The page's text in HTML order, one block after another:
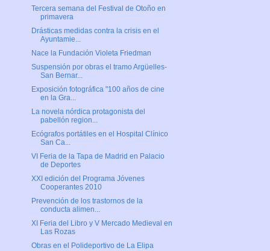
Tercera semana del Festival de Otoño en
primavera
Drásticas medidas contra la crisis en el
Ayuntamie...
Nace la Fundación Violeta Friedman
Suspensión por obras el tramo Argüelles-
San Bernar...
Exposición fotográfica "100 años de cine
en la Gra...
La novela nórdica protagonista del
pabellón region...
Ecógrafos portátiles en el Hospital Clínico
San Ca...
VI Feria de la Tapa de Madrid en Palacio
de Deportes
XXI edición del Programa Jóvenes
Cooperantes 2010
Prevención de los trastornos de la
conducta alimen...
XI Feria del Libro y V Mercado Medieval en
Las Rozas
Obras en el Polideportivo de La Elipa